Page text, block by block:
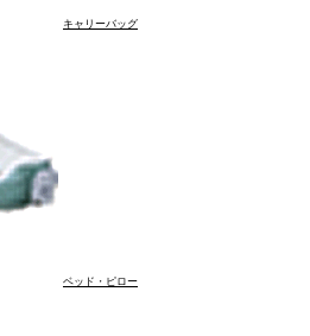
キャリーバッグ
ベッド・ピロー